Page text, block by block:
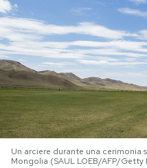
PODCAST
NEWSLETTER
I MIEI PREFERITI
Un arciere durante una cerimonia
Mongolia (SAUL LOEB/AFP/Getty